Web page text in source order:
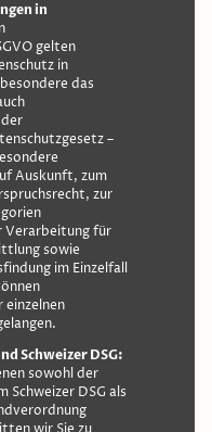
in
gelten
in
das
–
Auskunft, zum
zur
Verarbeitung für
sowie
im Einzelfall
einzelnen
Schweizer DSG:
sowohl der
DSG als